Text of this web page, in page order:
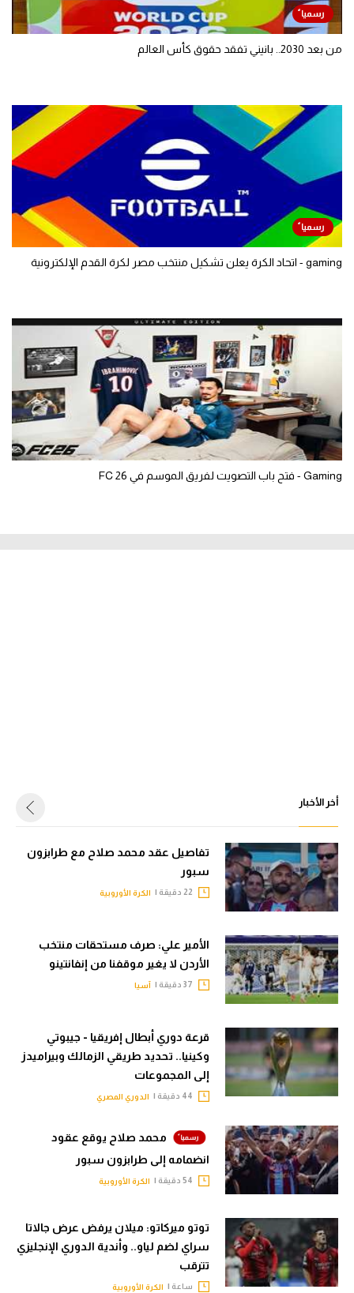
من بعد 2030.. بانيني تفقد حقوق كأس العالم
gaming - اتحاد الكرة يعلن تشكيل منتخب مصر لكرة القدم الإلكترونية
Gaming - فتح باب التصويت لفريق الموسم في FC 26
أخر الأخبار
تفاصيل عقد محمد صلاح مع طرابزون
سبور
الكرة الأوروبية
الأمير علي: صرف مستحقات منتخب
الأردن لا يغير موقفنا من إنفانتينو
آسيا
قرعة دوري أبطال إفريقيا - جيبوتي
وكينيا.. تحديد طريقي الزمالك وبيراميدز
إلى المجموعات
الدوري المصري
محمد صلاح يوقع عقود
انضمامه إلى طرابزون سبور
الكرة الأوروبية
توتو ميركاتو: ميلان يرفض عرض جالاتا
سراي لضم لياو.. وأندية الدوري الإنجليزي
تترقب
ساعة | الكرة الأوروبية